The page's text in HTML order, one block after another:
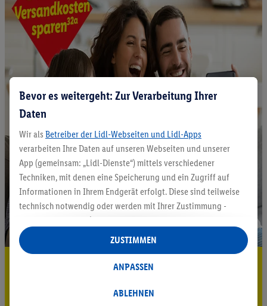
5.95 € Versand sparen³²ᵃ
Bevor es weitergeht: Zur Verarbeitung Ihrer
Daten
Wir als Betreiber der Lidl-Webseiten und Lidl-Apps
verarbeiten Ihre Daten auf unseren Webseiten und unserer
App (gemeinsam: „Lidl-Dienste“) mittels verschiedener
Techniken, mit denen eine Speicherung und ein Zugriff auf
Informationen in Ihrem Endgerät erfolgt. Diese sind teilweise
technisch notwendig oder werden mit Ihrer Zustimmung -
auch durch Partner (u.a.
Verantwortliche; im Zusammenhang mit dem IAB TCF
insgesamt
Statistik-Erstellung oder für personalisierte Werbung
Datenverarbeitungen für personalisierte Werbung werden
ABLEHNEN
ANPASSEN
ZUSTIMMEN